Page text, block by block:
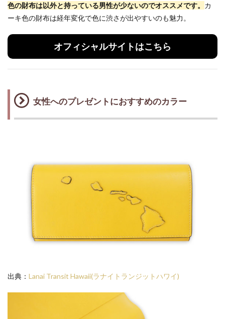
色の財布は以外と持っている男性が少ないのでオススメです。 カ
ーキ色の財布は経年変化で色に渋さが出やすいのも魅力。
オフィシャルサイトはこちら
女性へのプレゼントにおすすめのカラー
出典： Lanai Transit Hawaii(ラナイトランジットハワイ)